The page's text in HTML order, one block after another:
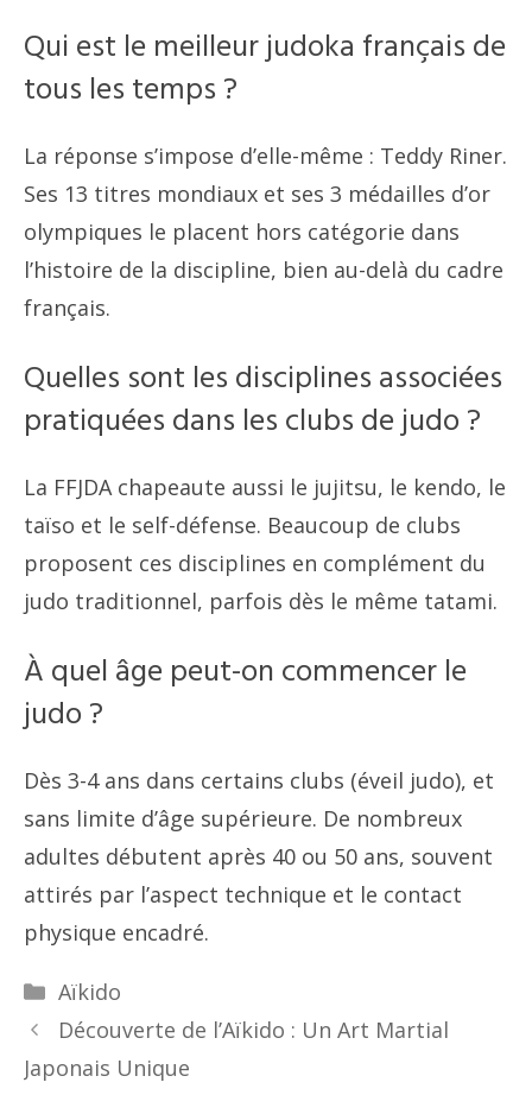
Qui est le meilleur judoka français de
tous les temps ?
La réponse s’impose d’elle-même : Teddy Riner.
Ses 13 titres mondiaux et ses 3 médailles d’or
olympiques le placent hors catégorie dans
l’histoire de la discipline, bien au-delà du cadre
français.
Quelles sont les disciplines associées
pratiquées dans les clubs de judo ?
La FFJDA chapeaute aussi le jujitsu, le kendo, le
taïso et le self-défense. Beaucoup de clubs
proposent ces disciplines en complément du
judo traditionnel, parfois dès le même tatami.
À quel âge peut-on commencer le
judo ?
Dès 3-4 ans dans certains clubs (éveil judo), et
sans limite d’âge supérieure. De nombreux
adultes débutent après 40 ou 50 ans, souvent
attirés par l’aspect technique et le contact
physique encadré.
Catégories
Aïkido
Découverte de l’Aïkido : Un Art Martial
Japonais Unique